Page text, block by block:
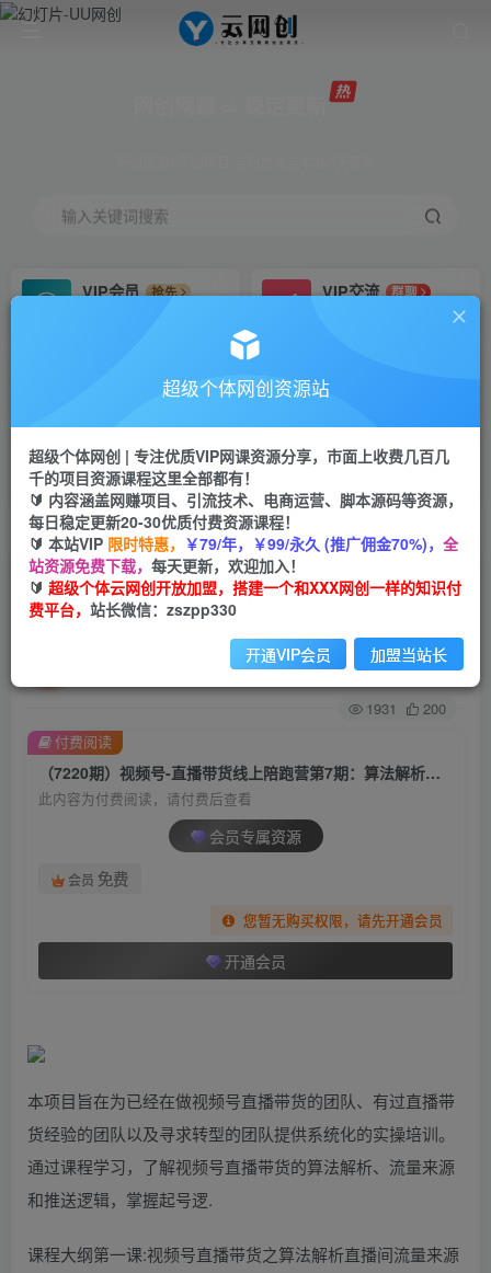
输入关键词搜索
VIP会员
抢先
VIP交流
群聊
研究探讨更多创业项目路子。
会员专属推广链接
招募站长
挂机
项目
脚本卡密
APP下载
GO
首页 创业课程 会员专属 正文
（7220期）视频号-直播带货线上陪跑营第7期：算
法解析、流量来源和推送逻辑，起号逻辑
关注 私信
1931 200
（7220期）视频号-直播带货线上陪跑营第7期：算法解析、流量来源和推送逻辑，起号逻辑
此内容为付费阅读，请付费后查看
会员专属资源
会员 免费
您暂无购买权限，请先开通会员
开通会员
付费阅读
本项目旨在为已经在做视频号直播带货的团队、有过直播带
货经验的团队以及寻求转型的团队提供系统化的实操培训。
通过课程学习，了解视频号直播带货的算法解析、流量来源
和推送逻辑，掌握起号逻.
课程大纲第一课:视频号直播带货之算法解析直播间流量来源
超级个体网创资源站
超级个体网创 | 专注优质VIP网课资源分享，市面上收费几百几
千的项目资源课程这里全部都有！
🔰 内容涵盖网赚项目、引流技术、电商运营、脚本源码等资源，
每日稳定更新20-30优质付费资源课程！
🔰 本站VIP 限时特惠， ￥79/年，￥99/永久 (推广佣金70%)， 全
站资源免费下载， 每天更新，欢迎加入！
🔰 超级个体云网创开放加盟，搭建一个和XXX网创一样的知识付
费平台， 站长微信：zszpp330
开通VIP会员 加盟当站长